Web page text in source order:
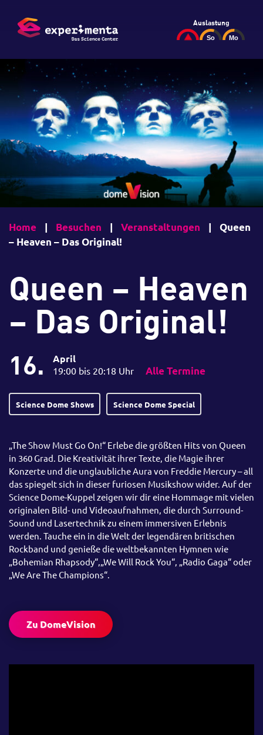
Auslastung
Home | Besuchen | Veranstaltungen |
Queen
– Heaven – Das Original!
Queen – Heaven
– Das Original!
16. April
19:00 bis 20:18 Uhr Alle Termine
Science Dome Shows Science Dome Special
„The Show Must Go On!“ Erlebe die größten Hits von Queen
in 360 Grad. Die Kreativität ihrer Texte, die Magie ihrer
Konzerte und die unglaubliche Aura von Freddie Mercury – all
das spiegelt sich in dieser furiosen Musikshow wider. Auf der
Science Dome-Kuppel zeigen wir dir eine Hommage mit vielen
originalen Bild- und Videoaufnahmen, die durch Surround-
Sound und Lasertechnik zu einem immersiven Erlebnis
werden. Tauche ein in die Welt der legendären britischen
Rockband und genieße die weltbekannten Hymnen wie
„Bohemian Rhapsody“,„We Will Rock You“, „Radio Gaga“ oder
„We Are The Champions“.
Zu DomeVision